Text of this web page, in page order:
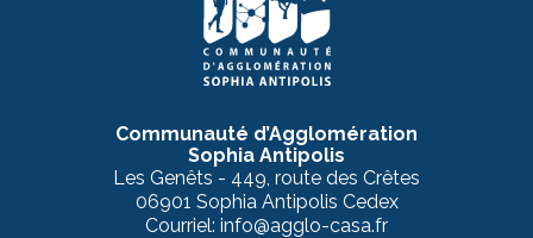
Communauté d’Agglomération
Sophia Antipolis
Les Genêts - 449, route des Crêtes
06901 Sophia Antipolis Cedex
Courriel: info@agglo-casa.fr